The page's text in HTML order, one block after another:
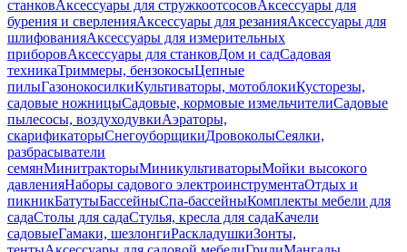
станковАксессуары для стружкоотсосовАксессуары для
бурения и сверленияАксессуары для резанияАксессуары для
шлифованияАксессуары для измерительных
приборовАксессуары для станковДом и садСадовая
техникаТриммеры, бензокосыЦепные
пилыГазонокосилкиКультиваторы, мотоблокиКусторезы,
садовые ножницыСадовые, кормовые измельчителиСадовые
пылесосы, воздуходувкиАэраторы,
скарификаторыСнегоуборщикиДровоколыСеялки,
разбрасыватели
семянМинитракторыМиникультиваторыМойки высокого
давленияНаборы садового электроинструментаОтдых и
пикникБатутыБассейныСпа-бассейныКомплекты мебели для
садаСтолы для садаСтулья, кресла для садаКачели
садовыеГамаки, шезлонгиРаскладушкиЗонты,